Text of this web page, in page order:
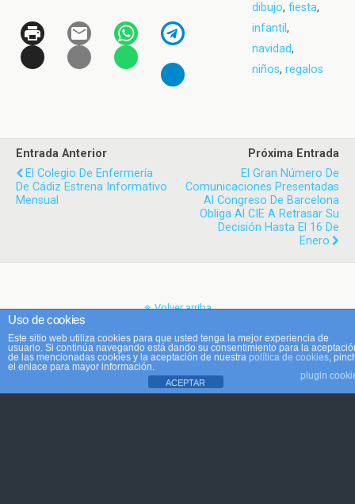
dibujo, fiesta,
infantil ,
navidad,
niños, regalos
Entrada Anterior
El Colegio De Enfermería
De Cádiz Estrena Informativo
Mensual
Próxima Entrada
El Gran Número De
Comunicaciones Presentadas
Al Congreso De Barcelona
Obliga Al CIE A Retrasar Su
Decisión Hasta El 16 De
Enero
Volver arriba
Móvil Escritorio
Uso de cookies
Este sitio web utiliza cookies para que usted tenga la mejor experiencia de
usuario. Si continúa navegando está dando su consentimiento para la
de las mencionadas cookies y la aceptación de nuestra política de cookies,
el enlace para mayor información.
plugin
ACEPTAR